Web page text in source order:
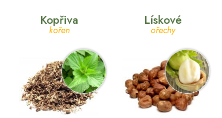
Kopřiva
kořen
Lískové
ořechy